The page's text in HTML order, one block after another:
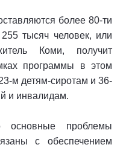
более 80-ти
тысяч человек, или
Коми, получит
программы в этом
м детям-сиротам и 36-
и инвалидам.
основные проблемы
с обеспечением